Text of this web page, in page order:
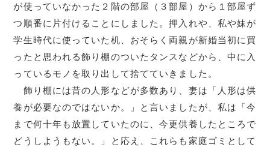
が使っていなかった２階の部屋（３部屋）から１部屋ず
つ順番に片付けることにしました。押入れや、私や妹が
学生時代に使っていた机、おそらく両親が新婚当初に買
ったと思われる飾り棚のついたタンスなどから、中に入
っているモノを取り出して捨てていきました。
飾り棚には昔の人形などが多数あり、妻は「人形は供
養が必要なのではないか。」と言いましたが、私は「今
まで何十年も放置していたのに、今更供養したところで
どうしようもない。」と応え、これらも家庭ゴミとして